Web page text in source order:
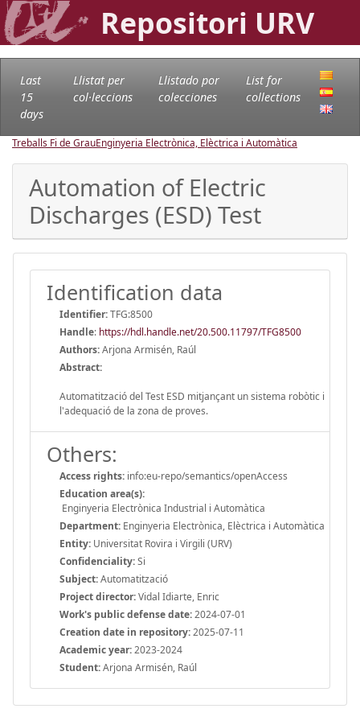
Repositori URV
Last
15
days
Llistat per
col·leccions
Llistado por
colecciones
List for
collections
Treballs Fi de GrauEnginyeria Electrònica, Elèctrica i Automàtica
Automation of Electric
Discharges (ESD) Test
Identification data
Identifier:TFG:8500
Handle: https://hdl.handle.net/20.500.11797/TFG8500
Authors:Arjona Armisén, Raúl
Abstract:
Automatització del Test ESD mitjançant un sistema robòtic i
l'adequació de la zona de proves.
Others:
Access rights: info:eu-repo/semantics/openAccess
Education area(s):
Enginyeria Electrònica Industrial i Automàtica
Department: Enginyeria Electrònica, Elèctrica i Automàtica
Entity: Universitat Rovira i Virgili (URV)
Confidenciality:Si
Subject:Automatització
Project director:Vidal Idiarte, Enric
Work's public defense date:2024-07-01
Creation date in repository:2025-07-11
Academic year:2023-2024
Student:Arjona Armisén, Raúl